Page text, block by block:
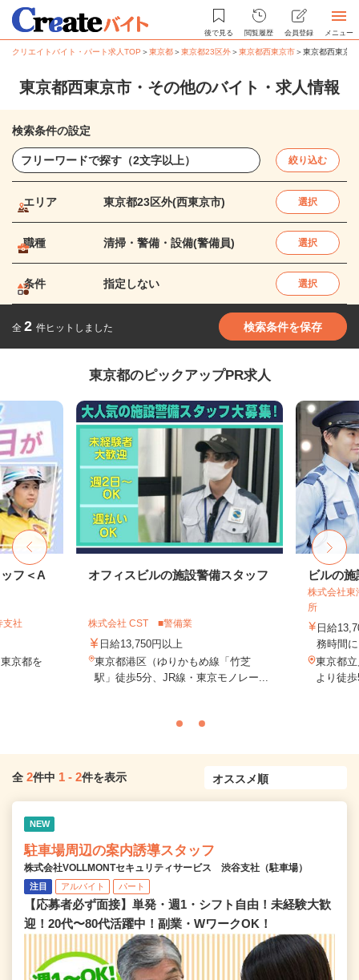
後で見る 閲覧履歴 会員登録 メニュー
クリエイトバイト・パート求人TOP ＞東京都＞東京都23区外＞東京都西東京市＞東京都西東京
東京都西東京市・その他のバイト・求人情報
検索条件の設定
絞り込む
エリア 東京都23区外(西東京市) 選択
職種 清掃・警備・設備(警備員) 選択
条件 指定しない 選択
全 2 件ヒットしました 検索条件を保存
東京都のピックアップPR求人
フ＜A
社
京都を
オフィスビルの施設警備スタッフ
株式会社 CST ■警備業
日給13,750円以上
東京都港区（ゆりかもめ線「竹芝
駅」徒歩5分、JR線・東京モノレー...
ビルの
株式会社
所
日給
務時間
東京都
より徒
全 2件中 1 - 2件を表示
NEW
駐車場周辺の案内誘導スタッフ
株式会社VOLLMONTセキュリティサービス 渋谷支社（駐車場）
注目 アルバイト パート
【応募者必ず面接】単発・週1・シフト自由！未経験大歓
迎！20代〜80代活躍中！副業・WワークOK！